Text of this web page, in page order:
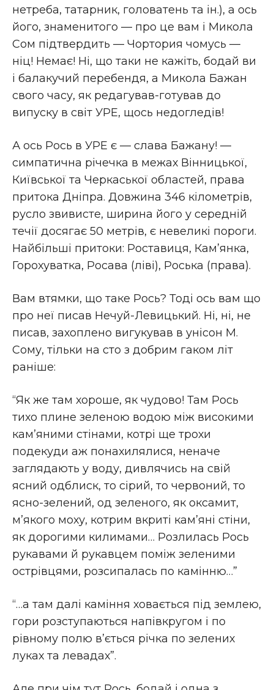
нетреба, татарник, головатень та ін.), а ось
його, знаменитого — про це вам і Микола
Сом підтвердить — Чортория чомусь —
ніц! Немає! Ні, що таки не кажіть, бодай ви
і балакучий перебендя, а Микола Бажан
свого часу, як редагував-готував до
випуску в світ УРЕ, щось недогледів!
А ось Рось в УРЕ є — слава Бажану! —
симпатична річечка в межах Вінницької,
Київської та Черкаської областей, права
притока Дніпра. Довжина 346 кілометрів,
русло звивисте, ширина його у середній
течії досягає 50 метрів, є невеликі пороги.
Найбільші притоки: Роставиця, Кам’янка,
Горохуватка, Росава (ліві), Роська (права).
Вам втямки, що таке Рось? Тоді ось вам що
про неї писав Нечуй-Левицький. Ні, ні, не
писав, захоплено вигукував в унісон М.
Сому, тільки на сто з добрим гаком літ
раніше:
“Як же там хороше, як чудово! Там Рось
тихо плине зеленою водою між високими
кам’яними стінами, котрі ще трохи
подекуди аж понахилялися, неначе
заглядають у воду, дивлячись на свій
ясний одблиск, то сірий, то червоний, то
ясно-зелений, од зеленого, як оксамит,
м’якого моху, котрим вкриті кам’яні стіни,
як дорогими килимами… Розлилась Рось
рукавами й рукавцем поміж зеленими
острівцями, розсипалась по камінню…”
“…а там далі каміння ховається під землею,
гори розступаються напівкругом і по
рівному полю в’ється річка по зелених
луках та левадах”.